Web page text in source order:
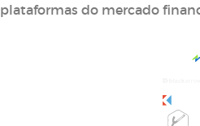
plataformas do mercado